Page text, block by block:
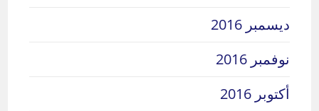
ديسمبر 2016
نوفمبر 2016
أكتوبر 2016